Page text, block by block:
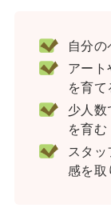
自分
アー
を育て
少人
を育む
スタ
感を取